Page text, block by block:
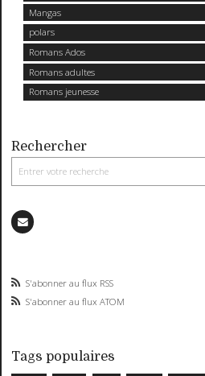
Mangas
polars
Romans Ados
Romans adultes
Romans jeunesse
Rechercher
S'abonner au flux RSS
S'abonner au flux ATOM
Tags populaires